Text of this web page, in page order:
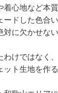
心地など本
ドした色合
に欠かせな
けではなく
ト生地を作